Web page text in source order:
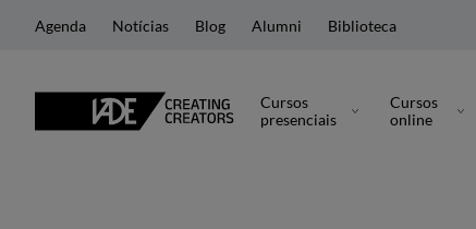
Agenda Notícias Blog Alumni Biblioteca
Cursos
presenciais
Cursos
online